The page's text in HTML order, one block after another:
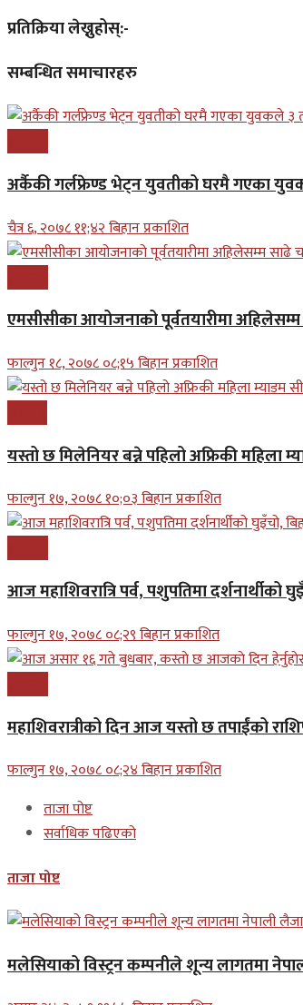
प्रतिक्रिया लेख्नुहोस्:-
सम्बन्धित समाचारहरु
अर्कैकी गर्लफ्रेण्ड भेट्न युवतीको घरमै गएका
चैत्र ६, २०७८ ११;४२ बिहान प्रकाशित
एमसीसीका आयोजनाको पूर्वतयारीमा
फाल्गुन १८, २०७८ ०८;१५ बिहान प्रकाशित
यस्तो छ मिलेनियर बन्ने पहिलो अफ्रिकी
फाल्गुन १७, २०७८ १०;०३ बिहान प्रकाशित
आज महाशिवरात्रि पर्व, पशुपतिमा
फाल्गुन १७, २०७८ ०८;२९ बिहान प्रकाशित
महाशिवरात्रीको दिन आज यस्तो छ तपाईंको
फाल्गुन १७, २०७८ ०८;२४ बिहान प्रकाशित
ताजा पोष्ट
सर्वाधिक पढिएको
ताजा पोष्ट
मलेसियाको विस्ट्रन कम्पनीले शून्य लागतमा